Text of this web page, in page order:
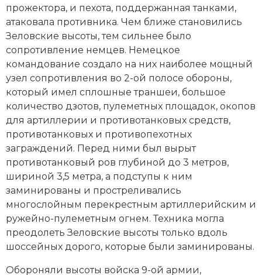
прожектора, и пехота, поддержанная танками,
атаковала противника. Чем ближе становились
Зеловские высоты, тем сильнее было
сопротивление немцев. Немецкое
командование создало на них наиболее мощный
узел сопротивления во 2-ой полосе обороны,
который имел сплошные траншеи, большое
количество дзотов, пулеметных площадок, окопов
для артиллерии и противотанковых средств,
противотанковых и противопехотных
заграждений. Перед ними был вырыт
противотанковый ров глубиной до 3 метров,
шириной 3,5 метра, а подступы к ним
заминированы и простреливались
многослойным перекрестным артиллерийским и
ружейно-пулеметным огнем. Техника могла
преодолеть Зеловские высоты только вдоль
шоссейных дорого, которые были заминированы.
Обороняли высоты войска 9-ой армии,